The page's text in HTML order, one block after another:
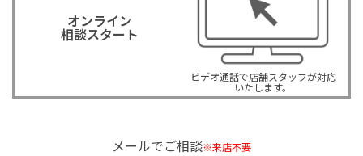
オンライン
相談スタート
ビデオ通話で店舗スタッフが対応
いたします。
メールでご相談※来店不要